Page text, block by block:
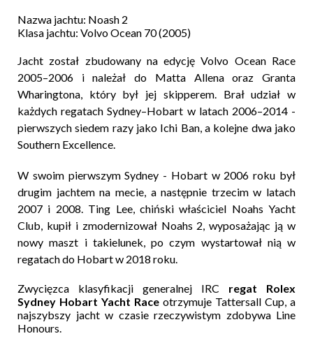
Nazwa jachtu: Noash 2
Klasa jachtu: Volvo Ocean 70 (2005)
Jacht został zbudowany na edycję Volvo Ocean Race
2005–2006 i należał do Matta Allena oraz Granta
Wharingtona, który był jej skipperem. Brał udział w
każdych regatach Sydney–Hobart w latach 2006–2014 -
pierwszych siedem razy jako Ichi Ban, a kolejne dwa jako
Southern Excellence.
W swoim pierwszym Sydney - Hobart w 2006 roku był
drugim jachtem na mecie, a następnie trzecim w latach
2007 i 2008. Ting Lee, chiński właściciel Noahs Yacht
Club, kupił i zmodernizował Noahs 2, wyposażając ją w
nowy maszt i takielunek, po czym wystartował nią w
regatach do Hobart w 2018 roku.
Zwycięzca klasyfikacji generalnej IRC regat Rolex
Sydney Hobart Yacht Race otrzymuje Tattersall Cup, a
najszybszy jacht w czasie rzeczywistym zdobywa Line
Honours.